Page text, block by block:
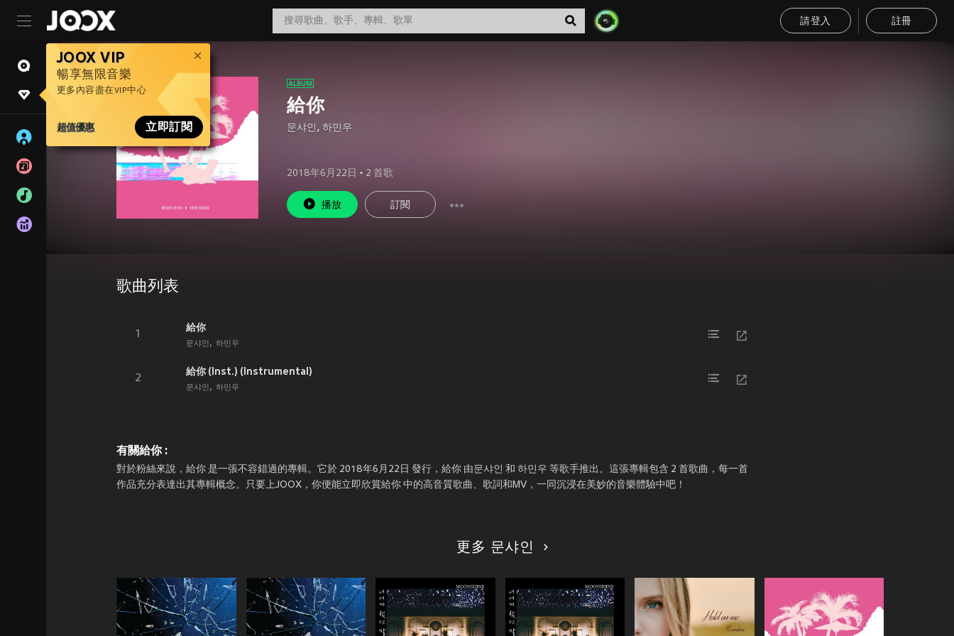
請登入 註冊
JOOX VIP
暢享無限音樂
更多內容盡在VIP中心
超值優惠 立即訂閱
給你
문샤인 , 하민우
2018年6月22日 • 2 首歌
播放 訂閱
歌曲列表
1
給你
문샤인 하민우
2
給你 (Inst.) (Instrumental)
문샤인 하민우
有關給你 :
對於粉絲來說，給你 是一張不容錯過的專輯。它於 2018年6月22日 發行，給你 由문샤인 和 하민우 等歌手推出。這張專輯包含 2 首歌曲，每一首
作品充分表達出其專輯概念。只要上JOOX，你便能立即欣賞給你 中的高音質歌曲、歌詞和MV，一同沉浸在美妙的音樂體驗中吧！
更多 문샤인